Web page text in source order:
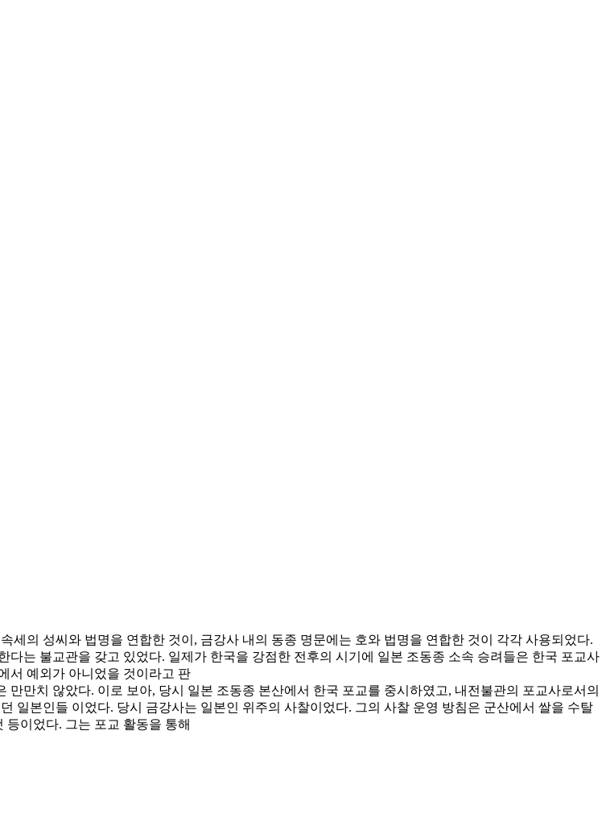
의 성씨와 법명을 연합한 것이, 금강사 내의 동종 명문에는 호와 법명을 연합한 것이 각각 사용되었다.
는 불교관을 갖고 있었다. 일제가 한국을 강점한 전후의 시기에 일본 조동종 소속 승려들은 한국 포교사
서 예외가 아니었을 것이라고 판
만치 않았다. 이로 보아, 당시 일본 조동종 본산에서 한국 포교를 중시하였고, 내전불관의 포교사로서의
일본인들 이었다. 당시 금강사는 일본인 위주의 사찰이었다. 그의 사찰 운영 방침은 군산에서 쌀을 수탈
이었다. 그는 포교 활동을 통해